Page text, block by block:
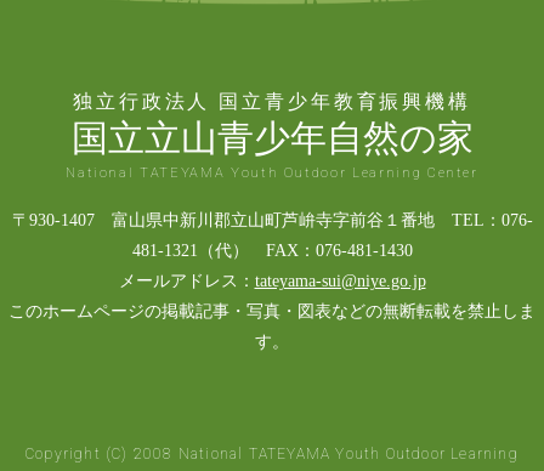
独立行政法人 国立青少年教育振興機構
国立立山青少年自然の家
National TATEYAMA Youth Outdoor Learning Center
〒930-1407 富山県中新川郡立山町芦峅寺字前谷１番地 TEL：076-
481-1321（代） FAX：076-481-1430
メールアドレス： tateyama-sui@niye.go.jp
このホームページの掲載記事・写真・図表などの無断転載を禁止しま
す。
Copyright (C) 2008 National TATEYAMA Youth Outdoor Learning